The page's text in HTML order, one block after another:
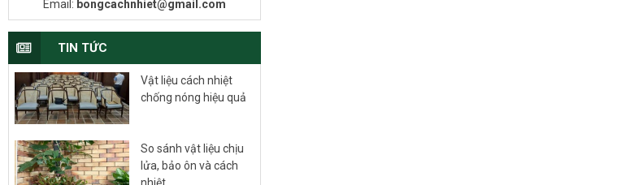
Email: bongcachnhiet@gmail.com
TIN TỨC
Vật liệu cách nhiệt
chống nóng hiệu quả
So sánh vật liệu chịu
lửa, bảo ôn và cách